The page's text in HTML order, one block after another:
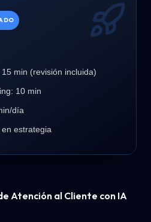
min (revisión incluida)
10 min
día
estrategia
Atención al Cliente con IA